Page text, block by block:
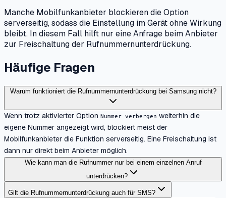
Manche Mobilfunkanbieter blockieren die Option
serverseitig, sodass die Einstellung im Gerät ohne Wirkung
bleibt. In diesem Fall hilft nur eine Anfrage beim Anbieter
zur Freischaltung der Rufnummernunterdrückung.
Häufige Fragen
Warum funktioniert die Rufnummernunterdrückung bei Samsung nicht?
Wenn trotz aktivierter Option Nummer verbergen weiterhin die
eigene Nummer angezeigt wird, blockiert meist der
Mobilfunkanbieter die Funktion serverseitig. Eine Freischaltung ist
dann nur direkt beim Anbieter möglich.
Wie kann man die Rufnummer nur bei einem einzelnen Anruf
unterdrücken?
Gilt die Rufnummernunterdrückung auch für SMS?